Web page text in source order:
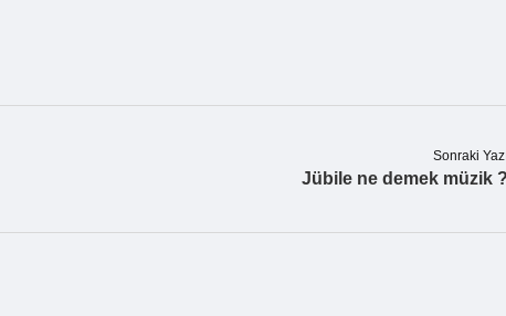
Sonraki
Jübile ne demek müzik ?